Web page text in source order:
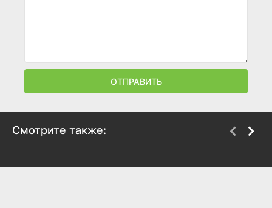
ОТПРАВИТЬ
Смотрите также: